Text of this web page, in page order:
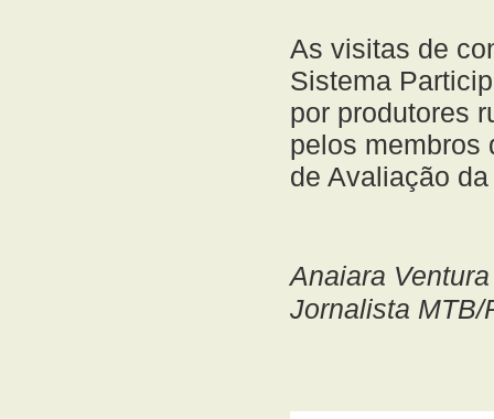
As visitas de
Sistema
por produtores
pelos membros
de Avaliação
Anaiara
Jornalista MTB/